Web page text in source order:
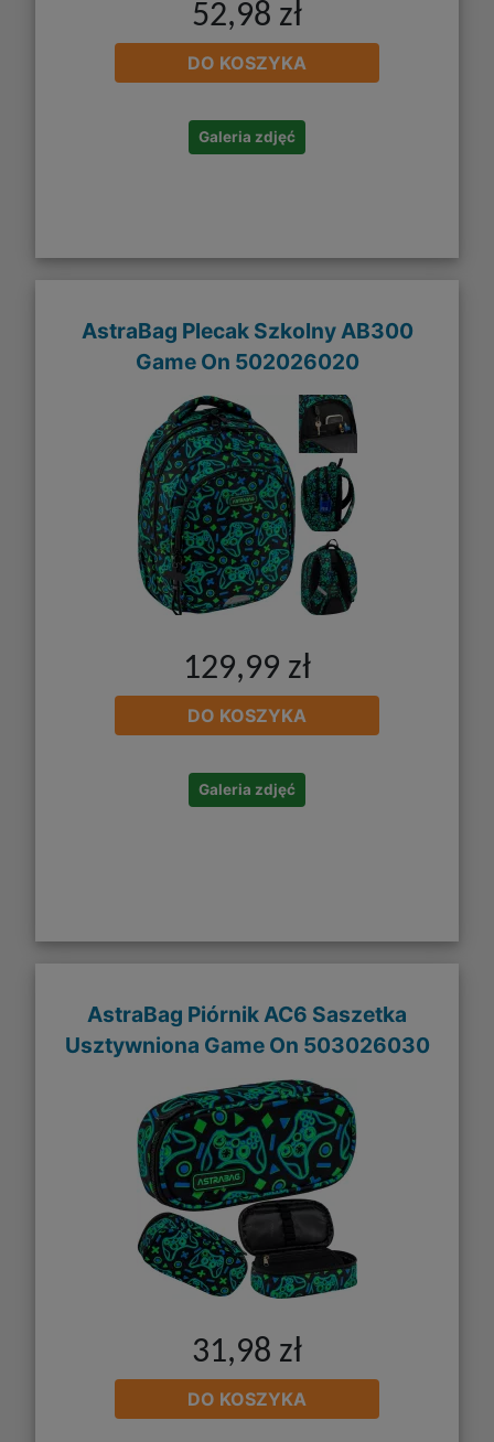
52,98 zł
DO KOSZYKA
Galeria zdjęć
AstraBag Plecak Szkolny AB300
Game On 502026020
129,99 zł
DO KOSZYKA
Galeria zdjęć
AstraBag Piórnik AC6 Saszetka
Usztywniona Game On 503026030
31,98 zł
DO KOSZYKA